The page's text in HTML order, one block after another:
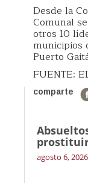
Desde la
Comunal
otros 10
municipios
Puerto
FUENTE:
comparte
agosto 6, 2026